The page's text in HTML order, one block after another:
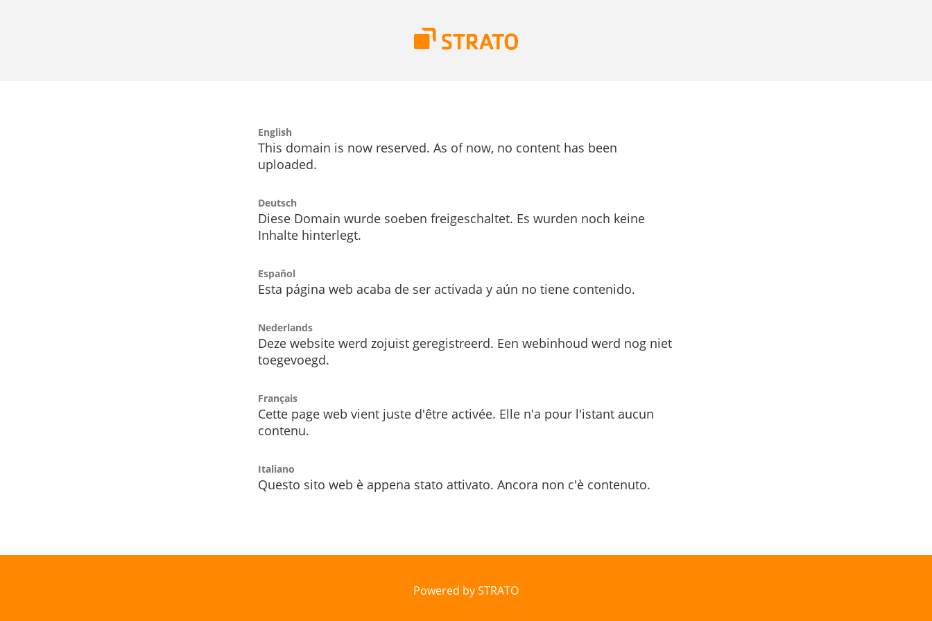
English
This domain is now reserved. As of now, no content has been
uploaded.
Deutsch
Diese Domain wurde soeben freigeschaltet. Es wurden noch keine
Inhalte hinterlegt.
Español
Esta página web acaba de ser activada y aún no tiene contenido.
Nederlands
Deze website werd zojuist geregistreerd. Een webinhoud werd nog niet
toegevoegd.
Français
Cette page web vient juste d'être activée. Elle n'a pour l'istant aucun
contenu.
Italiano
Questo sito web è appena stato attivato. Ancora non c'è contenuto.
Powered by STRATO